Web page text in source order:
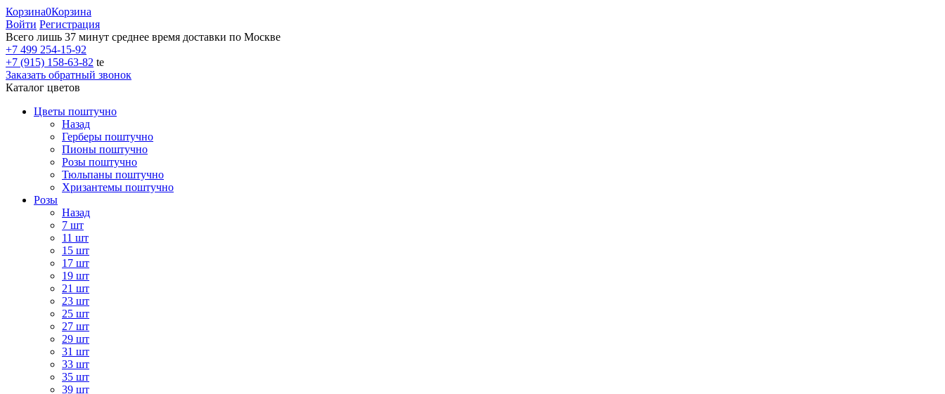
Корзина0Корзина
Войти Регистрация
Всего лишь 37 минут среднее время доставки по Москве
+7 499 254-15-92
+7 (915) 158-63-82 te
Заказать обратный звонок
Каталог цветов
Цветы поштучно
Назад
Герберы поштучно
Пионы поштучно
Розы поштучно
Тюльпаны поштучно
Хризантемы поштучно
Розы
Назад
7 шт
11 шт
15 шт
17 шт
19 шт
21 шт
23 шт
25 шт
27 шт
29 шт
31 шт
33 шт
35 шт
39 шт